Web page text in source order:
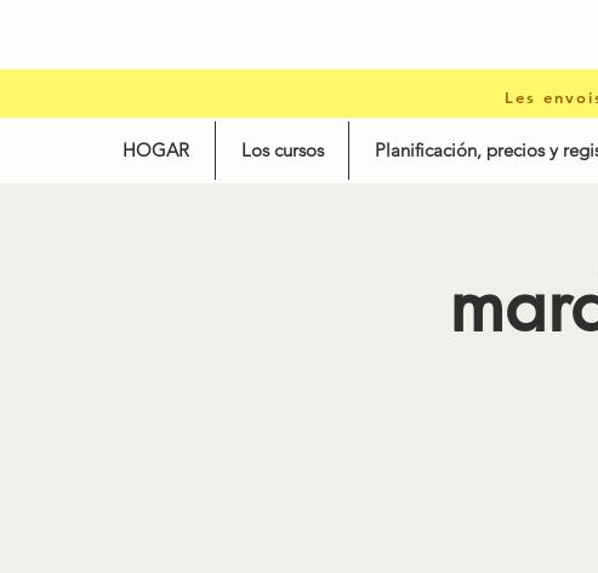
Les
HOGAR Los cursos Planificación, precios y